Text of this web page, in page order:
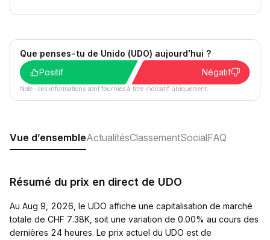
Que penses-tu de Unido (UDO) aujourd’hui ?
Positif
Négatif
Note : ces informations sont fournies à titre indicatif uniquement.
Vue d’ensembleActualitésClassementSocialFAQ
Résumé du prix en direct de UDO
Au Aug 9, 2026, le UDO affiche une capitalisation de marché
totale de CHF 7.38K, soit une variation de 0.00% au cours des
dernières 24 heures. Le prix actuel du UDO est de